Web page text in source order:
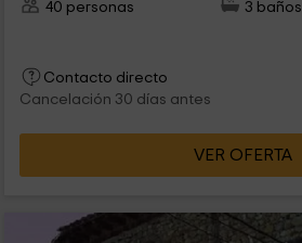
40 personas
3 baños
Contacto directo
Cancelación 30 días antes
VER OFERTA